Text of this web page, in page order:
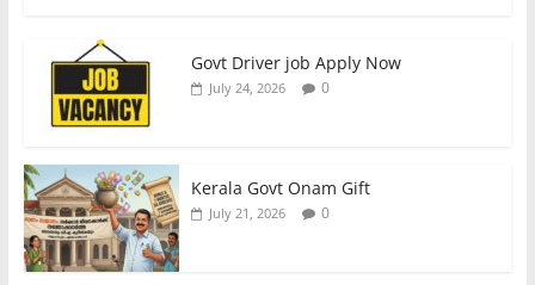
Govt Driver job Apply Now
July 24, 2026 0
Kerala Govt Onam Gift
July 21, 2026 0